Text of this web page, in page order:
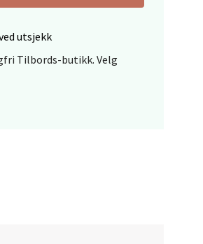
utsjekk
Tilbords-butikk. Velg